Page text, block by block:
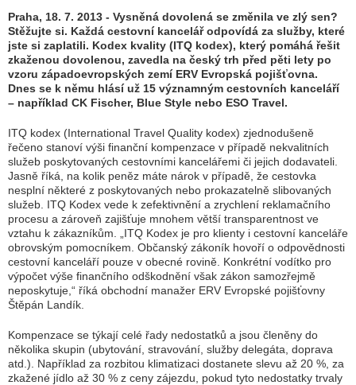
Praha, 18. 7. 2013 - Vysněná dovolená se změnila ve zlý sen?
Stěžujte si. Každá cestovní kancelář odpovídá za služby, které
jste si zaplatili. Kodex kvality (ITQ kodex), který pomáhá řešit
zkaženou dovolenou, zavedla na český trh před pěti lety po
vzoru západoevropských zemí ERV Evropská pojišťovna.
Dnes se k němu hlásí už 15 významným cestovních kanceláří
– například CK Fischer, Blue Style nebo ESO Travel.
ITQ kodex (International Travel Quality kodex) zjednodušeně
řečeno stanoví výši finanční kompenzace v případě nekvalitních
služeb poskytovaných cestovními kancelářemi či jejich dodavateli.
Jasně říká, na kolik peněz máte nárok v případě, že cestovka
nesplní některé z poskytovaných nebo prokazatelně slibovaných
služeb. ITQ Kodex vede k zefektivnění a zrychlení reklamačního
procesu a zároveň zajišťuje mnohem větší transparentnost ve
vztahu k zákazníkům. „ ITQ Kodex je pro klienty i cestovní kanceláře
obrovským pomocníkem. Občanský zákoník hovoří o odpovědnosti
cestovní kanceláří pouze v obecné rovině. Konkrétní vodítko pro
výpočet výše finančního odškodnění však zákon samozřejmě
neposkytuje, “ říká obchodní manažer ERV Evropské pojišťovny
Štěpán Landík.
Kompenzace se týkají celé řady nedostatků a jsou členěny do
několika skupin (ubytování, stravování, služby delegáta, doprava
atd.). Například za rozbitou klimatizaci dostanete slevu až 20 %, za
zkažené jídlo až 30 % z ceny zájezdu, pokud tyto nedostatky trvaly